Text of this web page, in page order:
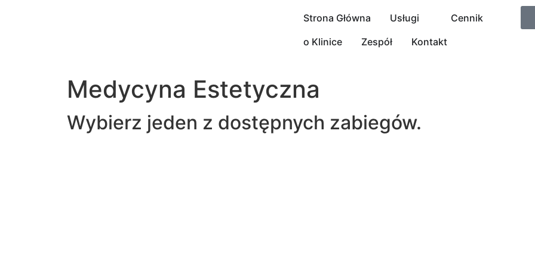
Strona Główna Usługi
Cennik
o Klinice
Zespół Kontakt
Medycyna Estetyczna
Wybierz jeden z dostępnych zabiegów.